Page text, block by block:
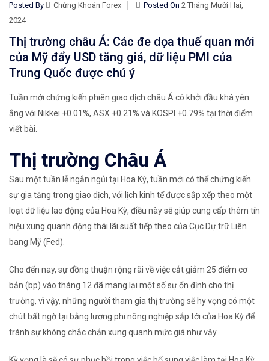
Posted By Chứng Khoán Forex Posted On 2 Tháng Mười Hai,
2024
Thị trường châu Á: Các đe dọa thuế quan mới
của Mỹ đẩy USD tăng giá, dữ liệu PMI của
Trung Quốc được chú ý
Tuần mới chứng kiến ​​phiên giao dịch châu Á có khởi đầu khá yên
ắng với Nikkei +0.01%, ASX +0.21% và KOSPI +0.79% tại thời điểm
viết bài.
Thị trường Châu Á
Sau một tuần lễ ngắn ngủi tại Hoa Kỳ, tuần mới có thể chứng kiến ​​
sự gia tăng trong giao dịch, với lịch kinh tế được sắp xếp theo một
loạt dữ liệu lao động của Hoa Kỳ, điều này sẽ giúp cung cấp thêm tín
hiệu xung quanh động thái lãi suất tiếp theo của Cục Dự trữ Liên
bang Mỹ (Fed).
Cho đến nay, sự đồng thuận rộng rãi về việc cắt giảm 25 điểm cơ
bản (bp) vào tháng 12 đã mang lại một số sự ổn định cho thị
trường, vì vậy, những người tham gia thị trường sẽ hy vọng có một
chút bất ngờ tại bảng lương phi nông nghiệp sắp tới của Hoa Kỳ để
tránh sự không chắc chắn xung quanh mức giá như vậy.